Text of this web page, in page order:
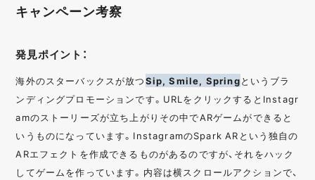
キャンペーン考察
発見ポイント：
海外のスターバックスが放つSip, Smile, Springというブラ
ンディングプロモーションです。URLをクリックするとInstagr
amのストーリーズが立ち上がりその中でARゲームができると
いうものになっています。InstagramのSpark ARという独自の
ARエフェクトを作成できるものがあるのですが、それをハック
してゲームを作っています。内容は横スクロールアクションで、